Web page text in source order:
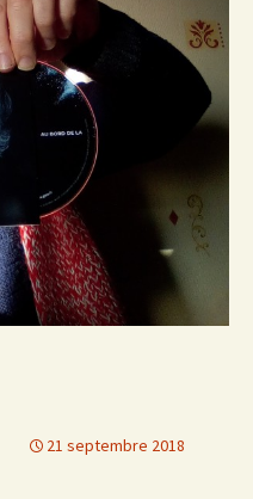
21 septembre 2018